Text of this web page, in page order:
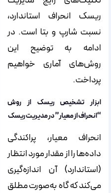
ریسک انحراف استاندارد،
نسبت شارپ و بتا است. در
ادامه به توضیح این
روش‌های آماری خواهیم
پرداخت.
ابزار تشخیص ریسک از روش
“انحراف از معیار” در مدیریت ریسک
انحراف معیار، پراکندگی
داده‌ها را از مقدار مورد انتظار
(استاندارد) آن اندازه‌گیری
می‌کند که گاه به‌صورت مطلق